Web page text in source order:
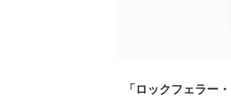
「ロックフェラー